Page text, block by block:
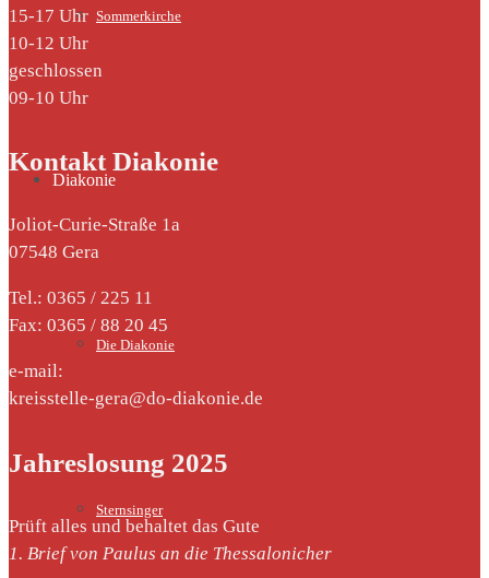
Sommerkirche
Diakonie
Die Diakonie
Sternsinger
15-17 Uhr
10-12 Uhr
geschlossen
09-10 Uhr
Kontakt Diakonie
Joliot-Curie-Straße 1a
07548 Gera
Tel.: 0365 / 225 11
Fax: 0365 / 88 20 45
e-mail:
kreisstelle-gera@do-diakonie.de
Jahreslosung 2025
Prüft alles und behaltet das Gute
1. Brief von Paulus an die Thessalonicher